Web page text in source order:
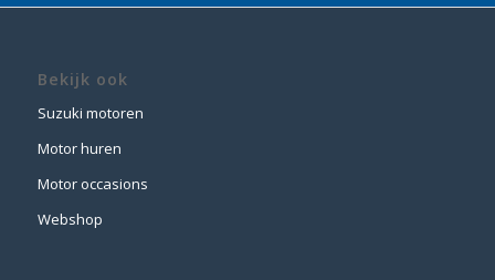
Bekijk ook
Suzuki motoren
Motor huren
Motor occasions
Webshop